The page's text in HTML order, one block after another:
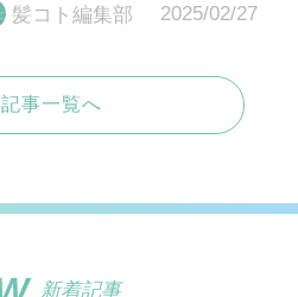
髪コト編集部
2025/02/27
事一覧へ
新着記事